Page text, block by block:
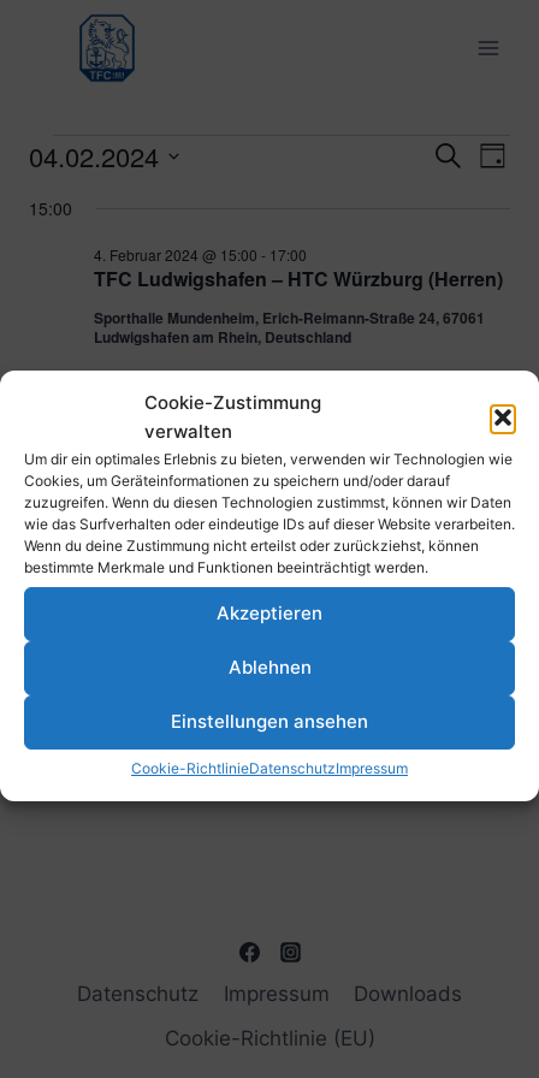
Cookie-Zustimmung
verwalten
Um dir ein optimales Erlebnis zu bieten, verwenden wir Technologien wie
Cookies, um Geräteinformationen zu speichern und/oder darauf
zuzugreifen. Wenn du diesen Technologien zustimmst, können wir Daten
wie das Surfverhalten oder eindeutige IDs auf dieser Website verarbeiten.
Wenn du deine Zustimmung nicht erteilst oder zurückziehst, können
bestimmte Merkmale und Funktionen beeinträchtigt werden.
Akzeptieren
Ablehnen
Einstellungen ansehen
Cookie-RichtlinieDatenschutzImpressum
springen
Veranstaltungen
für
Februar
und
SucheTag
04.02.2024
wählen.
15:00
TFC Ludwigshafen – HTC Würzburg (Herren)
4. Februar 2024 @ 15:00 - 17:00
Sporthalle Mundenheim, Erich-Reimann-Straße 24, 67061
Ludwigshafen am Rhein, Deutschland
Nächster Tag
Kalender abonnieren
Datenschutz Impressum
Downloads
Cookie-Richtlinie (EU)